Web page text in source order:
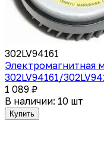
302LV94161
Электромагнитная
302LV94161/
1 089 ₽
В наличии: 10 шт
Купить